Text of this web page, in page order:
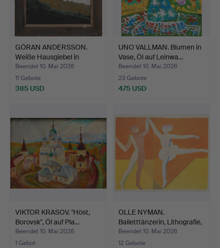
GÖRAN ANDERSSON.
Weiße Hausgiebel in
Lands…
Beendet 10. Mai 2026
11 Gebote
385 USD
UNO VALLMAN. Blumen in
Vase, Öl auf Leinwa…
Beendet 10. Mai 2026
23 Gebote
475 USD
VIKTOR KRASOV. "Höst,
Borovsk", Öl auf Pla…
Beendet 10. Mai 2026
1 Gebot
OLLE NYMAN.
Balletttänzerin, Lithografie,
…
Beendet 10. Mai 2026
12 Gebote